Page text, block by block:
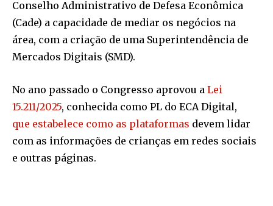
Conselho Administrativo de Defesa Econômica
(Cade) a capacidade de mediar os negócios na
área, com a criação de uma Superintendência de
Mercados Digitais (SMD).
No ano passado o Congresso aprovou a Lei
15.211/2025, conhecida como PL do ECA Digital,
que estabelece como as plataformas devem lidar
com as informações de crianças em redes sociais
e outras páginas.